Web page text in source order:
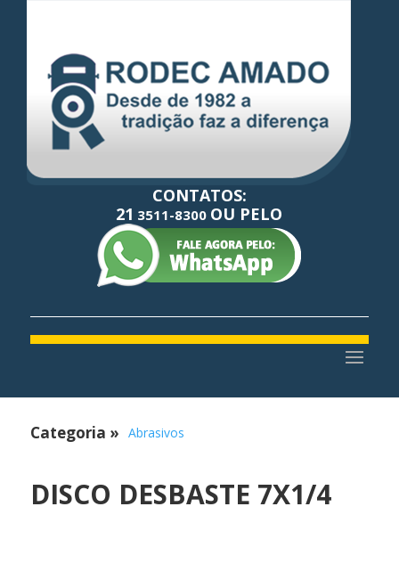
CONTATOS:
21 3511-8300 OU PELO
Categoria » Abrasivos
DISCO DESBASTE 7X1/4